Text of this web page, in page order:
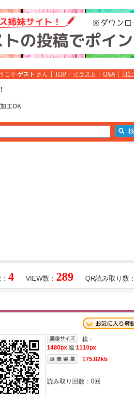
こそ ゲスト さん TOP イラスト Q&A 日記
QR読み取り数：
VIEW数： 289
4
横：
1480px 縦:1110px
175.82kb
読み取り回数： 0回